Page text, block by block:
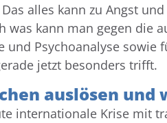
alles kann zu Angst
was kann man gegen die
und Psychoanalyse sowie
jetzt besonders trifft.
auslösen und
internationale Krise mit